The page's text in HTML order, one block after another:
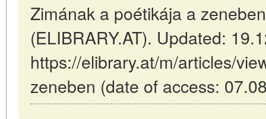
Zimának a poétikája a
(ELIBRARY.AT). Updated:
https://elibrary.at/m/articles/
zeneben (date of access: